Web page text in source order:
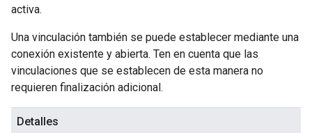
activa.
Una vinculación también se puede establecer mediante una
conexión existente y abierta. Ten en cuenta que las
vinculaciones que se establecen de esta manera no
requieren finalización adicional.
Detalles